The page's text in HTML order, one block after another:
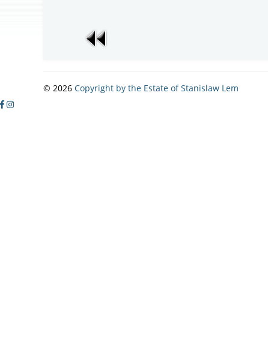
© 2026 Copyright by the Estate of Stanislaw Lem